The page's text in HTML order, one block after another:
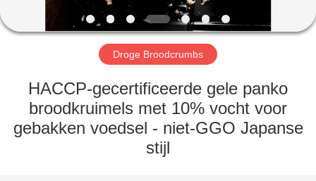
FABRIEKSTOUR
KWALITEITSCONTROLE
NEEM
Droge Broodcrumbs
HACCP-gecertificeerde gele panko
broodkruimels met 10% vocht voor
gebakken voedsel - niet-GGO Japanse
stijl